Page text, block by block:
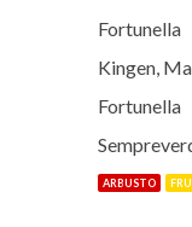
Fortunella
Kingen,
Fortunella
ARBUSTO